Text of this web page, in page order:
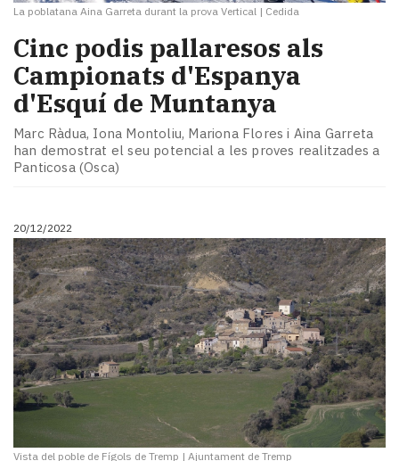
La poblatana Aina Garreta durant la prova Vertical | Cedida
Cinc podis pallaresos als
Campionats d'Espanya
d'Esquí de Muntanya
Marc Ràdua, Iona Montoliu, Mariona Flores i Aina Garreta
han demostrat el seu potencial a les proves realitzades a
Panticosa (Osca)
20/12/2022
Vista del poble de Fígols de Tremp | Ajuntament de Tremp